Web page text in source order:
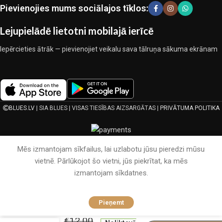
lietošanas laiku un kalpošanas laiku.
Pievienojies mums sociālajos tīklos:
Lejupielādē lietotni mobilajā ierīcē
Iepērcieties ātrāk — pievienojiet veikalu sava tālruņa sākuma ekrānam
BLUES.LV| SIA BLUES | VISAS TIESĪBAS AIZSARGĀTAS | PRIVĀTUMA POLITIKA
Mēs izmantojam sīkfailus, lai uzlabotu jūsu pieredzi mūsu
vietnē. Pārlūkojot šo vietni, jūs piekrītat, ka mēs
izmantojam sīkdatnes.
Pieņemt